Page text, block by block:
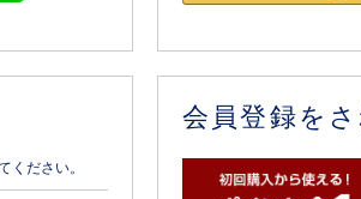
ください。
会員登録を